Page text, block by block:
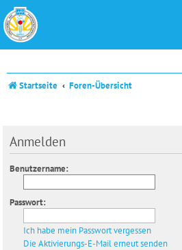
Startseite Foren-Übersicht
Anmelden
Benutzername:
Passwort:
Ich habe mein Passwort vergessen
Die Aktivierungs-E-Mail erneut senden